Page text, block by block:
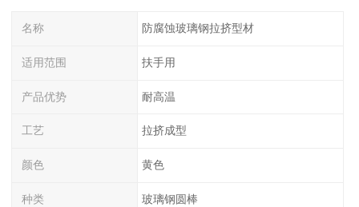
名称 防腐蚀玻璃钢拉挤型材
适用范围 扶手用
产品优势 耐高温
工艺 拉挤成型
颜色 黄色
种类 玻璃钢圆棒